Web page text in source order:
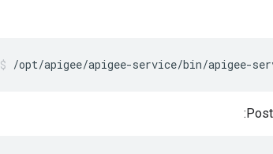
/opt/apigee/apigee-service/bin/apigee-